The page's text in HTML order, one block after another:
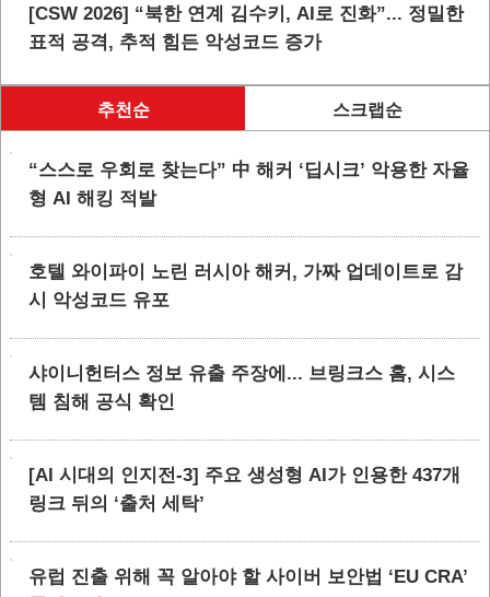
[CSW 2026] “북한 연계 김수키, AI로 진화”... 정밀한
표적 공격, 추적 힘든 악성코드 증가
추천순 스크랩순
“스스로 우회로 찾는다” 中 해커 ‘딥시크’ 악용한 자율
형 AI 해킹 적발
호텔 와이파이 노린 러시아 해커, 가짜 업데이트로 감
시 악성코드 유포
샤이니헌터스 정보 유출 주장에... 브링크스 홈, 시스
템 침해 공식 확인
[AI 시대의 인지전-3] 주요 생성형 AI가 인용한 437개
링크 뒤의 ‘출처 세탁’
유럽 진출 위해 꼭 알아야 할 사이버 보안법 ‘EU CRA’